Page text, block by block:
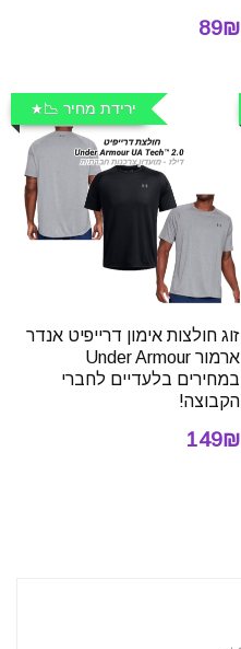
89₪
ירידת מחיר 📉
זוג חולצות אימון דרייפיט אנדר
ארמור Under Armour
במחירים בלעדיים לחברי
הקבוצה!
149₪